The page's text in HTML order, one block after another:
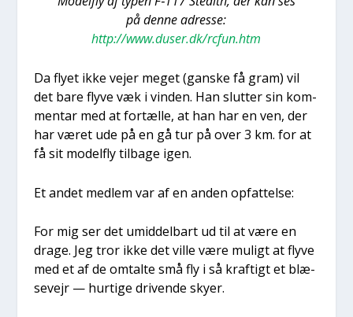
på den­ne adres­se:
http://www.duser.dk/rcfun.htm
Da fly­et ikke vejer meget (gan­ske få gram) vil
det bare fly­ve væk i vin­den. Han slut­ter sin kom­
men­tar med at for­tæl­le, at han har en ven, der
har været ude på en gå tur på over 3 km. for at
få sit model­fly til­ba­ge igen.
Et andet med­lem var af en anden opfat­tel­se:
For mig ser det umid­del­bart ud til at være en
dra­ge. Jeg tror ikke det vil­le være muligt at fly­ve
med et af de omtal­te små fly i så kraf­tigt et blæ­
se­vejr — hur­ti­ge dri­ven­de sky­er.